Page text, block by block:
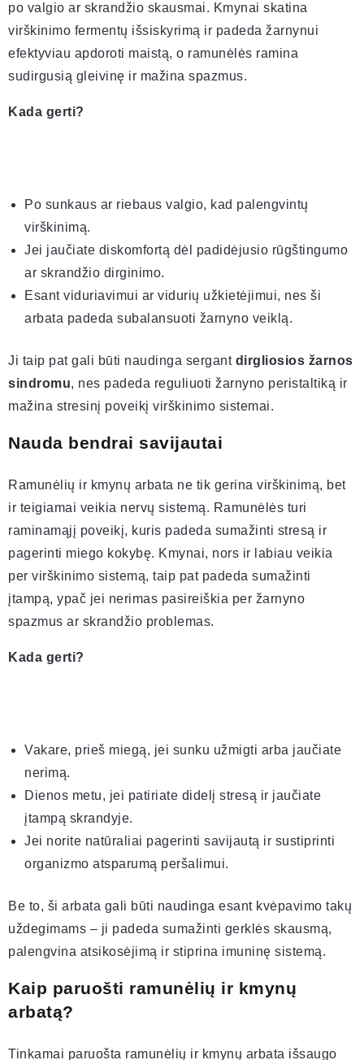
po valgio ar skrandžio skausmai. Kmynai skatina
virškinimo fermentų išsiskyrimą ir padeda žarnynui
efektyviau apdoroti maistą, o ramunėlės ramina
sudirgusią gleivinę ir mažina spazmus.
Kada gerti?
Po sunkaus ar riebaus valgio, kad palengvintų
virškinimą.
Jei jaučiate diskomfortą dėl padidėjusio rūgštingumo
ar skrandžio dirginimo.
Esant viduriavimui ar vidurių užkietėjimui, nes ši
arbata padeda subalansuoti žarnyno veiklą.
Ji taip pat gali būti naudinga sergant dirgliosios žarnos
sindromu, nes padeda reguliuoti žarnyno peristaltiką ir
mažina stresinį poveikį virškinimo sistemai.
Nauda bendrai savijautai
Ramunėlių ir kmynų arbata ne tik gerina virškinimą, bet
ir teigiamai veikia nervų sistemą. Ramunėlės turi
raminamąjį poveikį, kuris padeda sumažinti stresą ir
pagerinti miego kokybę. Kmynai, nors ir labiau veikia
per virškinimo sistemą, taip pat padeda sumažinti
įtampą, ypač jei nerimas pasireiškia per žarnyno
spazmus ar skrandžio problemas.
Kada gerti?
Vakare, prieš miegą, jei sunku užmigti arba jaučiate
nerimą.
Dienos metu, jei patiriate didelį stresą ir jaučiate
įtampą skrandyje.
Jei norite natūraliai pagerinti savijautą ir sustiprinti
organizmo atsparumą peršalimui.
Be to, ši arbata gali būti naudinga esant kvėpavimo takų
uždegimams – ji padeda sumažinti gerklės skausmą,
palengvina atsikosėjimą ir stiprina imuninę sistemą.
Kaip paruošti ramunėlių ir kmynų
arbatą?
Tinkamai paruošta ramunėlių ir kmynų arbata išsaugo